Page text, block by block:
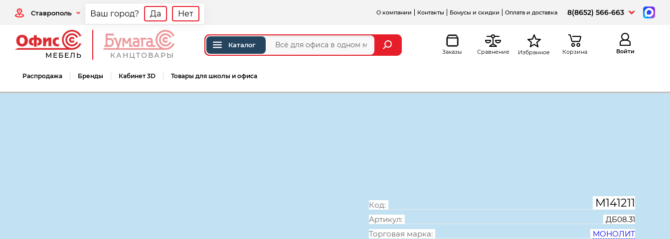
Ставрополь Ваш город? Да Нет О компании Контакты Бонусы и скидки Оплата и доставка 8(8652) 566-663
МЕБЕЛЬ КАНЦТОВАРЫ
Каталог
Заказы Сравнение Избранное Корзина Войти
Распродажа Бренды Кабинет 3D Товары для школы и офиса
Код: М141211
Артикул:
ДБ08.31
Торговая марка:
МОНОЛИТ